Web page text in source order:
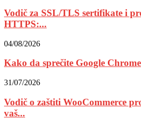
Vodič za SSL/TLS sertifikate i
HTTPS:...
04/08/2026
Kako da sprečite Google
31/07/2026
Vodič o zaštiti WooCommerce
vaš...